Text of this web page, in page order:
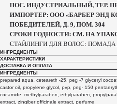
ПОС. ИНДУСТРИАЛЬНЫЙ, ТЕР.
ИМПОРТЕР: ООО «БАРБЕР ЭНД
ПОБЕДИТЕЛЕЙ, Д. 9, ПОМ. 304
СРОКИ ГОДНОСТИ: СМ. НА
СТАЙЛИНГИ ДЛЯ ВОЛОС: ПОМАДА
ИНГРЕДИЕНТЫ
ХАРАКТЕРИСТИКИ
ДОСТАВКА И ОПЛАТА
ИНГРЕДИЕНТЫ
prepared aqua, ceteareth -25, peg -7 glyceryl
castor oil, propylene glycol, pvp, peg- 150
cocamide, methylparaben, ethylparaben,
extract, zingiber officinale extract, perfume